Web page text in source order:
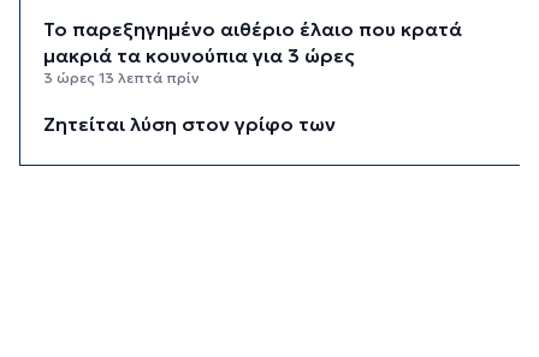
Το παρεξηγημένο αιθέριο έλαιο που κρατά
μακριά τα κουνούπια για 3 ώρες
3 ώρες 13 λεπτά πρίν
Ζητείται λύση στον γρίφο των